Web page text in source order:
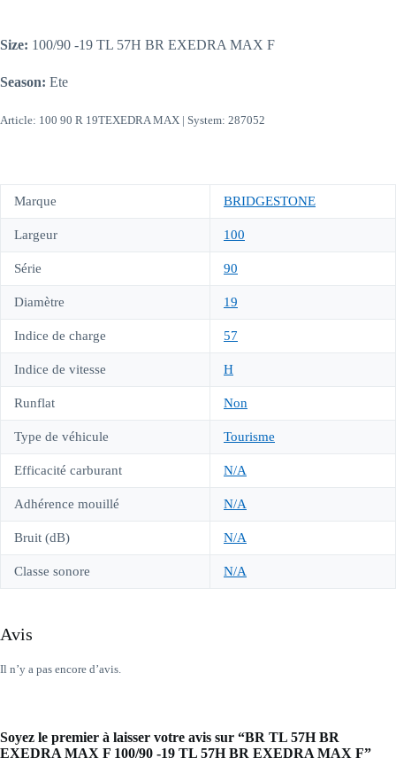
Size: 100/90 -19 TL 57H BR EXEDRA MAX F
Season: Ete
Article: 100 90 R 19TEXEDRA MAX | System: 287052
Marque BRIDGESTONE
Largeur 100
Série 90
Diamètre 19
Indice de charge 57
Indice de vitesse H
Runflat Non
Type de véhicule Tourisme
Efficacité carburant N/A
Adhérence mouillé N/A
Bruit (dB) N/A
Classe sonore N/A
Avis
Il n’y a pas encore d’avis.
Soyez le premier à laisser votre avis sur “BR TL 57H BR
EXEDRA MAX F 100/90 -19 TL 57H BR EXEDRA MAX F”